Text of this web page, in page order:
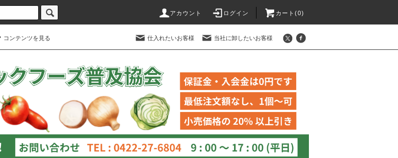
アカウント ログイン カート(0)
コンテンツを見る 仕入れたいお客様 当社に卸したいお客様